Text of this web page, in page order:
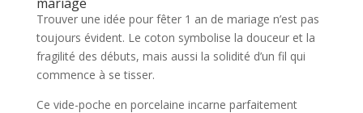
Trouver une idée pour fêter 1 an de mariage n’est pas
toujours évident. Le coton symbolise la douceur et la
fragilité des débuts, mais aussi la solidité d’un fil qui
commence à se tisser.
Ce vide-poche en porcelaine incarne parfaitement